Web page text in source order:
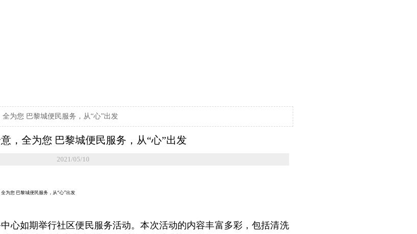
为您 巴黎城便民服务，从“心”出发
，全为您 巴黎城便民服务，从“心”出发
2021/05/10
如期举行社区便民服务活动。本次活动的内容丰富多彩，包括清洗